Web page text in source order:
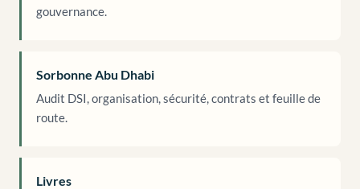
gouvernance.
Sorbonne Abu Dhabi
Audit DSI, organisation, sécurité, contrats et feuille de
route.
Livres